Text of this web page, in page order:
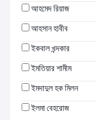
আহমেদ রিয়াজ
আহসান হাবীব
ইকবাল খন্দকার
ইমতিয়ার শামীম
ইমদাদুল হক মিলন
ইলমা বেহরোজ